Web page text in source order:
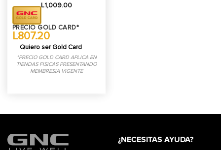
L1,009.00
PRECIO GOLD CARD*
L807.20
Quiero ser Gold Card
*PRECIO GOLD CARD APLICA EN
TIENDAS FISICAS PRESENTANDO
MEMBRESIA VIGENTE
¿NECESITAS AYUDA?